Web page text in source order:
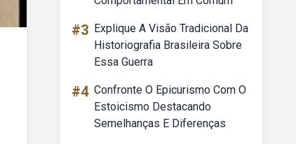
#3 Explique A Visão Tradicional Da
Historiografia Brasileira Sobre
Essa Guerra
#4 Confronte O Epicurismo Com O
Estoicismo Destacando
Semelhanças E Diferenças